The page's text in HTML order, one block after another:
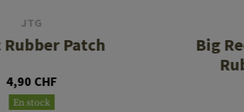
JTG
Rubber Patch
4,90 CHF
En stock
Big